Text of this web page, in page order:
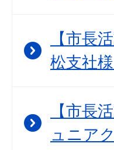
【市長
松支社
【市長
ュニア